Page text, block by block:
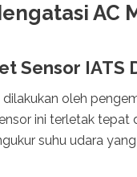
AC
Sensor IATS
oleh
ini terletak tepat
suhu udara